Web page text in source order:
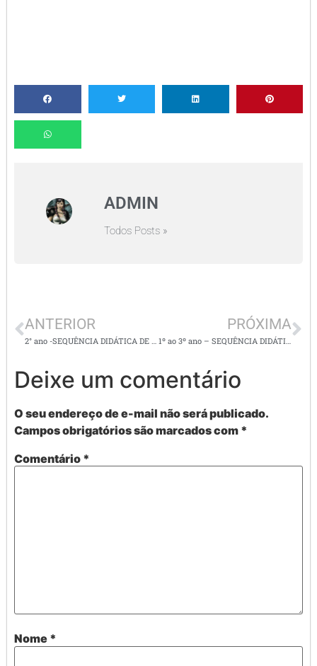
ADMIN
Todos Posts »
ANTERIOR PRÓXIMA
1º ao 3º ano – SEQUÊNCIA DIDÁTICA: A BONEQUINHA PRETA
Deixe um comentário
O seu endereço de e-mail não será publicado.
Campos obrigatórios são marcados com *
Comentário *
Nome *